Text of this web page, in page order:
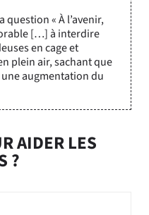
question « À l’avenir,
[…] à interdire
en cage et
plein air, sachant que
augmentation du
AIDER LES
?